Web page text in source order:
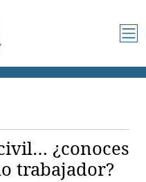
¿conoces
trabajador?